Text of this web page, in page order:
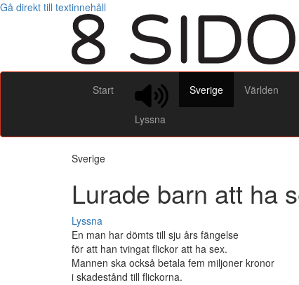
Gå direkt till textinnehåll
Start
Lyssna
Sverige Världen
Sverige
Lurade barn att ha
Lyssna
En man har dömts till sju års fängelse
för att han tvingat flickor att ha sex.
Mannen ska också betala fem miljoner kronor
i skadestånd till flickorna.